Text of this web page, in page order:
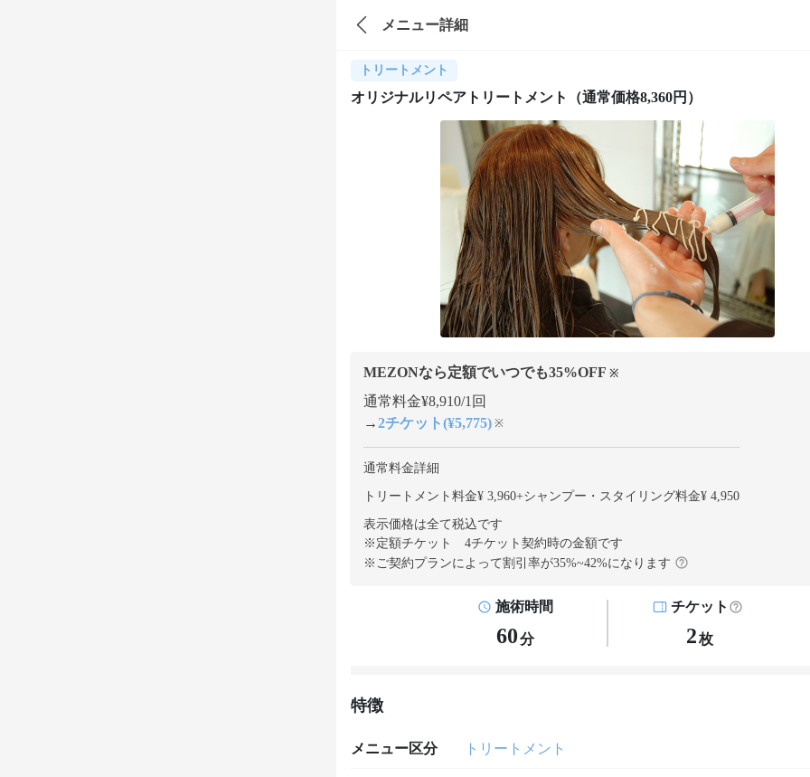
メニュー詳細
トリートメント
オリジナルリペアトリートメント（通常価格8,360円）
MEZONなら定額でいつでも35%OFF ※
通常料金¥8,910/1回
→2チケット(¥5,775) ※
通常料金詳細
トリートメント料金¥ 3,960+シャンプー・スタイリング料金¥ 4,950
表示価格は全て税込です
※定額チケット 4チケット契約時の金額です
※ご契約プランによって割引率が35%~42%になります
施術時間
60分
チケット
2枚
特徴
メニュー区分 トリートメント